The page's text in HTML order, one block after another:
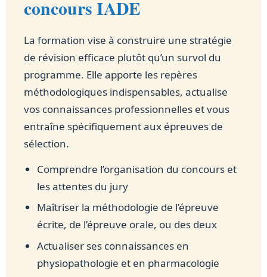
concours IADE
La formation vise à construire une stratégie
de révision efficace plutôt qu’un survol du
programme. Elle apporte les repères
méthodologiques indispensables, actualise
vos connaissances professionnelles et vous
entraîne spécifiquement aux épreuves de
sélection.
Comprendre l’organisation du concours et
les attentes du jury
Maîtriser la méthodologie de l’épreuve
écrite, de l’épreuve orale, ou des deux
Actualiser ses connaissances en
physiopathologie et en pharmacologie